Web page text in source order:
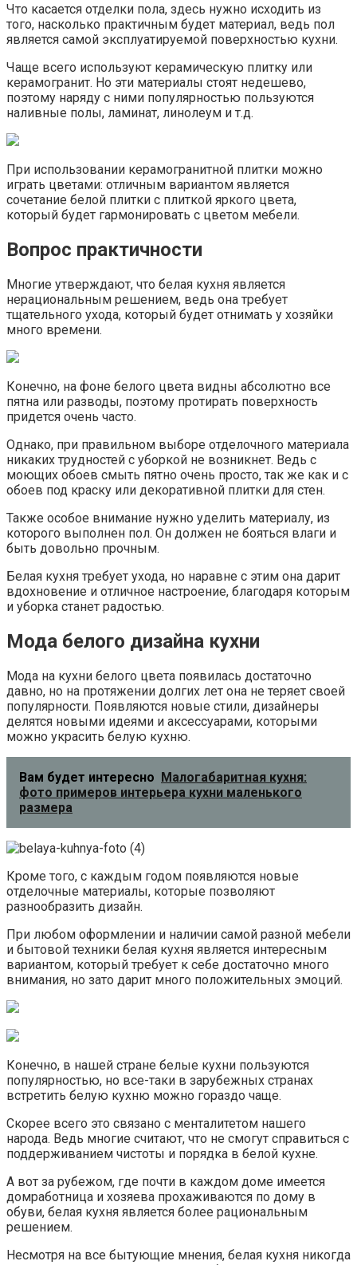
Что касается отделки пола, здесь нужно исходить из
того, насколько практичным будет материал, ведь пол
является самой эксплуатируемой поверхностью кухни.
Чаще всего используют керамическую плитку или
керамогранит. Но эти материалы стоят недешево,
поэтому наряду с ними популярностью пользуются
наливные полы, ламинат, линолеум и т.д.
При использовании керамогранитной плитки можно
играть цветами: отличным вариантом является
сочетание белой плитки с плиткой яркого цвета,
который будет гармонировать с цветом мебели.
Вопрос практичности
Многие утверждают, что белая кухня является
нерациональным решением, ведь она требует
тщательного ухода, который будет отнимать у хозяйки
много времени.
Конечно, на фоне белого цвета видны абсолютно все
пятна или разводы, поэтому протирать поверхность
придется очень часто.
Однако, при правильном выборе отделочного материала
никаких трудностей с уборкой не возникнет. Ведь с
моющих обоев смыть пятно очень просто, так же как и с
обоев под краску или декоративной плитки для стен.
Также особое внимание нужно уделить материалу, из
которого выполнен пол. Он должен не бояться влаги и
быть довольно прочным.
Белая кухня требует ухода, но наравне с этим она дарит
вдохновение и отличное настроение, благодаря которым
и уборка станет радостью.
Мода белого дизайна кухни
Мода на кухни белого цвета появилась достаточно
давно, но на протяжении долгих лет она не теряет своей
популярности. Появляются новые стили, дизайнеры
делятся новыми идеями и аксессуарами, которыми
можно украсить белую кухню.
Вам будет интересно Малогабаритная кухня:
фото примеров интерьера кухни маленького
размера
Кроме того, с каждым годом появляются новые
отделочные материалы, которые позволяют
разнообразить дизайн.
При любом оформлении и наличии самой разной мебели
и бытовой техники белая кухня является интересным
вариантом, который требует к себе достаточно много
внимания, но зато дарит много положительных эмоций.
Конечно, в нашей стране белые кухни пользуются
популярностью, но все-таки в зарубежных странах
встретить белую кухню можно гораздо чаще.
Скорее всего это связано с менталитетом нашего
народа. Ведь многие считают, что не смогут справиться с
поддерживанием чистоты и порядка в белой кухне.
А вот за рубежом, где почти в каждом доме имеется
домработница и хозяева прохаживаются по дому в
обуви, белая кухня является более рациональным
решением.
Несмотря на все бытующие мнения, белая кухня никогда